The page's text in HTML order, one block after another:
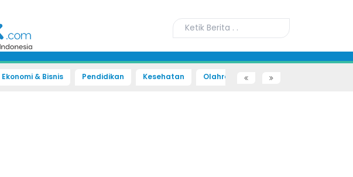
Ekonomi & Bisnis Pendidikan Kesehatan Olahraga Sains dan Teknologi